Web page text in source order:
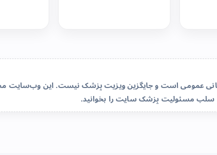
عمومی است و جایگزین ویزیت پزشک نیست. این وب‌سایت
سلب مسئولیت پزشک سایترا بخوانید.